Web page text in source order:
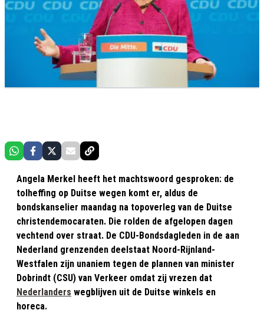
Angela Merkel heeft het machtswoord gesproken: de
tolheffing op Duitse wegen komt er, aldus de
bondskanselier maandag na topoverleg van de Duitse
christendemocaraten. Die rolden de afgelopen dagen
vechtend over straat. De CDU-Bondsdagleden in de aan
Nederland grenzenden deelstaat Noord-Rijnland-
Westfalen zijn unaniem tegen de plannen van minister
Dobrindt (CSU) van Verkeer omdat zij vrezen dat
Nederlanders wegblijven uit de Duitse winkels en
horeca.